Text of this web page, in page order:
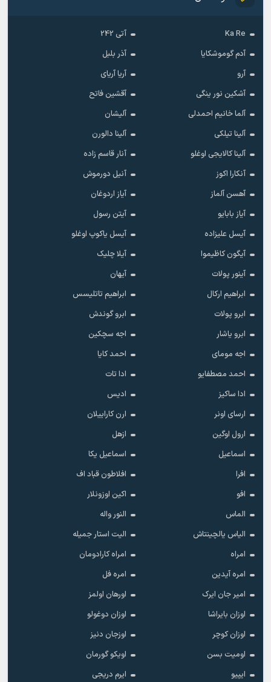
Ka Re
آتی 242
آدم گوموشکایا
آذر بلبل
آرو
آریا آریای
آشکین نور ینگی
آقشین فاتح
آلما خانیم احمدلی
آلیشان
آلینا تیلکی
آلینا دالورن
آلینا کالایجی اوغلو
آنار قاسم زاده
آنکارا اکوز
آنیل دورموش
آهسن آلماز
آیاز اردوغان
آیاز بابایو
آیتن رسول
آیسل علیزاده
آیسل یاکوپ اوغلو
آیگون کاظیموا
آیلا چلیک
آینور پولات
آیهان
ابراهیم ارکال
ابراهیم تاتلیسس
ابرو پولات
ابرو گوندش
ابرو یاشار
اجه سچکین
اجه مومای
احمد کایا
احمد مصطفایو
ادا تات
ادا ساکیز
ادیس
ارسای اونر
ارن کاراییلان
ارول اوگین
ازهل
اسماعیل
اسماعیل یکا
افرا
افلاطون قباد اف
افو
اکین اوزونلار
الماس
النور واله
الیاس یالچینتاش
الیت استار جمیله
امراه
امراه کارادومان
امره آیدین
امره فل
امیر جان ایرک
اورهان اولمز
اوزان بایراشا
اوزان دوغولو
اوزان کوچر
اوزجان دنیز
اومیت بسن
اویکو گورمان
ایپیو
ایرم دریجی